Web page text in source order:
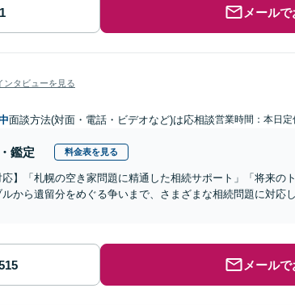
メール
ンタビューを見る
面談方法(対面・電話・ビデオなど)は応相談営業時間：本日定
鑑定 料金表を見る
応】「札幌の空き家問題に精通した相続サポート」「将来の
から遺留分をめぐる争いまで、さまざまな相続問題に対応
メール